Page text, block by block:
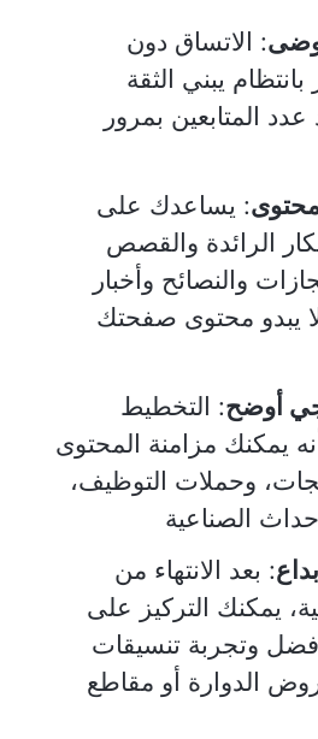
: الاتساق دون
يبني الثقة
المتابعين بمرور
: يساعدك على
الرائدة والقصص
والنصائح وأخبار
يبدو محتوى صفحتك
أوضح: التخطيط
يمكنك مزامنة المحتوى
وحملات التوظيف،
الصناعية
: بعد الانتهاء من
يمكنك التركيز على
وتجربة تنسيقات
الدوارة أو مقاطع